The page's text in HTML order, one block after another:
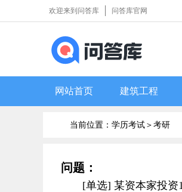
欢迎来到问答库 问答库官网
网站首页 建筑工程
当前位置：学历考试＞ 考研
问题：
[单选] 某资本家投资